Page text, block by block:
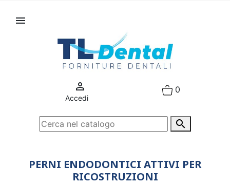



Accedi
0
PERNI ENDODONTICI ATTIVI PER
RICOSTRUZIONI